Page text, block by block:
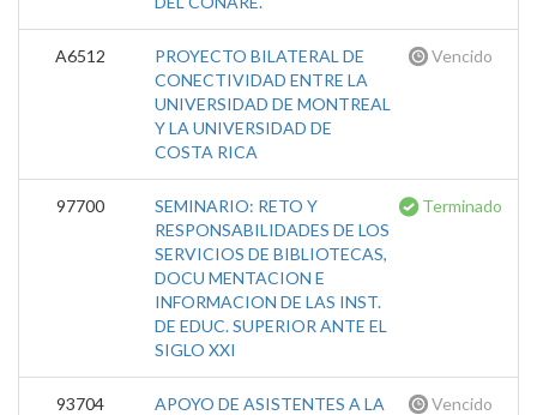
A6512
PROYECTO BILATERAL DE
CONECTIVIDAD ENTRE LA
UNIVERSIDAD DE MONTREAL
Y LA UNIVERSIDAD DE
COSTA RICA
Vencido
97700
SEMINARIO: RETO Y
RESPONSABILIDADES DE LOS
SERVICIOS DE BIBLIOTECAS,
DOCU MENTACION E
INFORMACION DE LAS INST.
DE EDUC. SUPERIOR ANTE EL
SIGLO XXI
Terminado
93704
APOYO DE ASISTENTES A LA
Vencido